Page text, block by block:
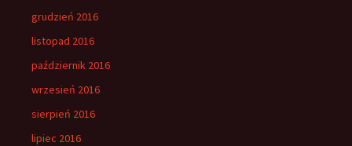
grudzień 2016
listopad 2016
październik 2016
wrzesień 2016
sierpień 2016
lipiec 2016